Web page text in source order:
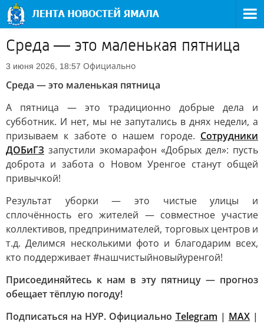
Среда — это маленькая пятница
3 июня 2026, 18:57 Официально
Среда — это маленькая пятница
А пятница — это традиционно добрые дела и
субботник. И нет, мы не запутались в днях недели, а
призываем к заботе о нашем городе. Сотрудники
ДОБиГЗ запустили экомарафон «Добрых дел»: пусть
доброта и забота о Новом Уренгое станут общей
привычкой!
Результат уборки — это чистые улицы и
сплочённость его жителей — совместное участие
коллективов, предпринимателей, торговых центров и
т.д. Делимся несколькими фото и благодарим всех,
кто поддерживает #нашчистыйновыйуренгой!
Присоединяйтесь к нам в эту пятницу — прогноз
обещает тёплую погоду!
Подписаться на НУР. Официально Telegram | MAХ|